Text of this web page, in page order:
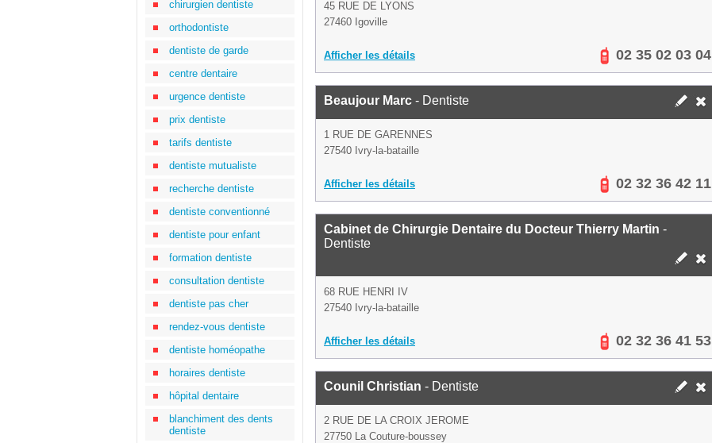
chirurgien dentiste
orthodontiste
dentiste de garde
centre dentaire
urgence dentiste
prix dentiste
tarifs dentiste
dentiste mutualiste
recherche dentiste
dentiste conventionné
dentiste pour enfant
formation dentiste
consultation dentiste
dentiste pas cher
rendez-vous dentiste
dentiste homéopathe
horaires dentiste
hôpital dentaire
blanchiment des dents
dentiste
45 RUE DE LYONS
27460 Igoville
Afficher les détails 02 35 02 03 04
Beaujour Marc - Dentiste
1 RUE DE GARENNES
27540 Ivry-la-bataille
Afficher les détails 02 32 36 42 11
Cabinet de Chirurgie Dentaire du Docteur Thierry Martin -
Dentiste
68 RUE HENRI IV
27540 Ivry-la-bataille
Afficher les détails 02 32 36 41 53
Counil Christian - Dentiste
2 RUE DE LA CROIX JEROME
27750 La Couture-boussey